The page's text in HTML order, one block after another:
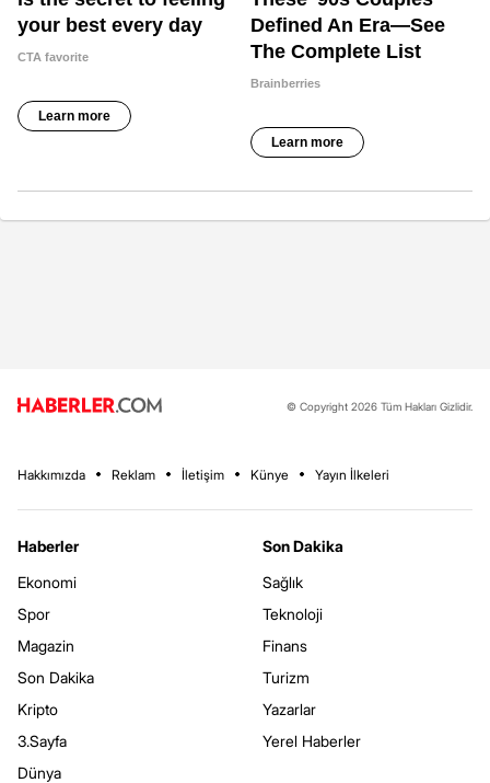
© Copyright 2026 Tüm Hakları Gizlidir.
Hakkımızda Reklam İletişim Künye Yayın İlkeleri
Haberler
Ekonomi
Spor
Magazin
Son Dakika
Kripto
3.Sayfa
Dünya
Son Dakika
Sağlık
Teknoloji
Finans
Turizm
Yazarlar
Yerel Haberler